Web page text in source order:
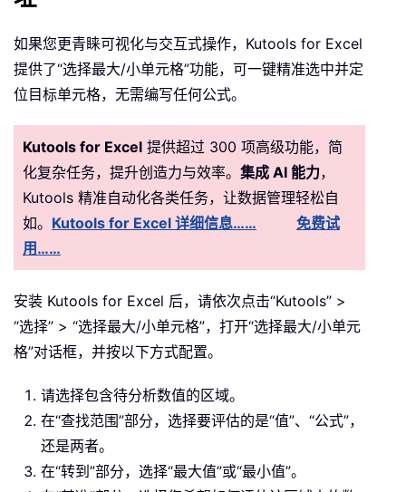
如果您更青睐可视化与交互式操作，Kutools for Excel
提供了“选择最大/小单元格”功能，可一键精准选中并定
位目标单元格，无需编写任何公式。
Kutools for Excel 提供超过 300 项高级功能，简
化复杂任务，提升创造力与效率。 集成 AI 能力，
Kutools 精准自动化各类任务，让数据管理轻松自
如。 Kutools for Excel 详细信息……
免费试
用……
安装 Kutools for Excel 后，请依次点击“Kutools” >
“选择” > “选择最大/小单元格”，打开“选择最大/小单元
格”对话框，并按以下方式配置。
请选择包含待分析数值的区域。
在“查找范围”部分，选择要评估的是“值”、“公式”，
还是两者。
在“转到”部分，选择“最大值”或“最小值”。